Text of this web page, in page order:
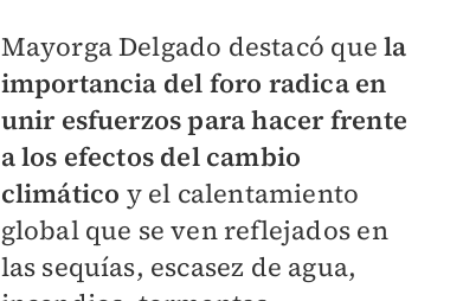
Mayorga Delgado destacó quela
importancia del foro radica en
unir esfuerzos para hacer frente
a los efectos del cambio
climático y el calentamiento
global que se ven reflejados en
las sequías, escasez de agua,